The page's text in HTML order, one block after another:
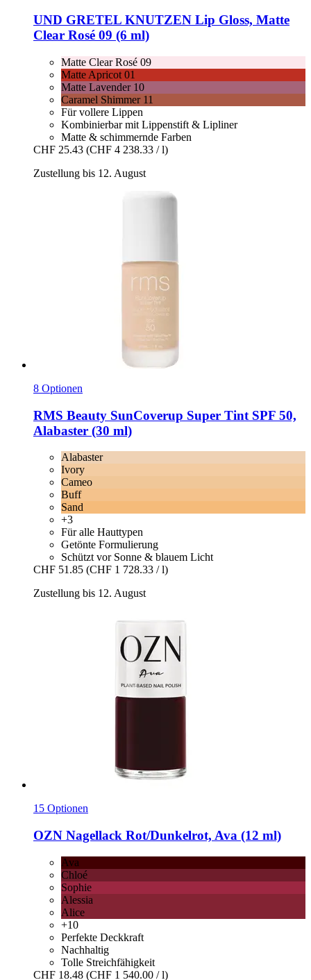
UND GRETEL KNUTZEN Lip Gloss, Matte
Clear Rosé 09 (6 ml)
Matte Clear Rosé 09
Matte Apricot 01
Matte Lavender 10
Caramel Shimmer 11
Für vollere Lippen
Kombinierbar mit Lippenstift & Lipliner
Matte & schimmernde Farben
CHF 25.43 (CHF 4 238.33 / l)
Zustellung bis 12. August
8 Optionen
RMS Beauty SunCoverup Super Tint SPF 50,
Alabaster (30 ml)
Alabaster
Ivory
Cameo
Buff
Sand
+3
Für alle Hauttypen
Getönte Formulierung
Schützt vor Sonne & blauem Licht
CHF 51.85 (CHF 1 728.33 / l)
Zustellung bis 12. August
15 Optionen
OZN Nagellack Rot/Dunkelrot, Ava (12 ml)
Ava
Chloé
Sophie
Alessia
Alice
+10
Perfekte Deckkraft
Nachhaltig
Tolle Streichfähigkeit
CHF 18.48 (CHF 1 540.00 / l)